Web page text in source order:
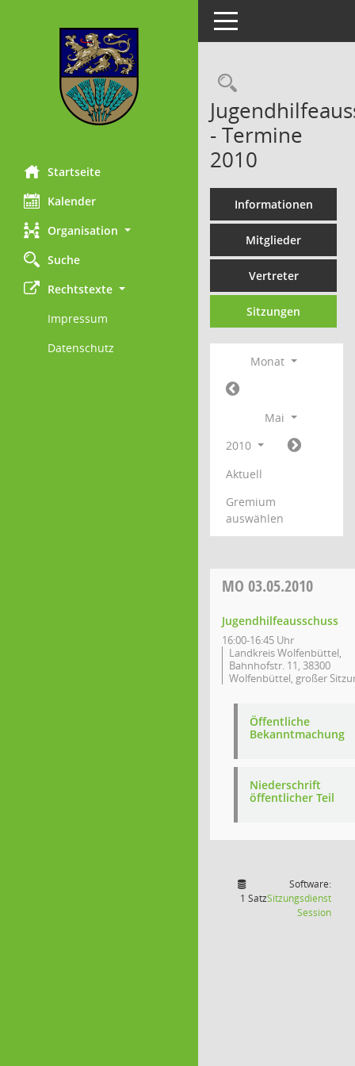
Startseite
Kalender
Organisation
Suche
Rechtstexte
Impressum
Datenschutz
Toggle navigation
- Termine
2010
Informationen
Mitglieder
Vertreter
Sitzungen
Monat
Mai
2010
Aktuell
Gremium
auswählen
MO 03.05.2010
Jugendhilfeausschuss
16:00-16:45 Uhr
Landkreis Wolfenbüttel,
Bahnhofstr. 11, 38300
Wolfenbüttel, großer
Öffentliche
Bekanntmachung
Niederschrift
öffentlicher Teil
1 Satz
Software:
Sitzungsdienst
Session